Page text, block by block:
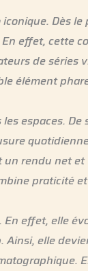
Dès le
effet, cette
de séries
élément
espaces. De
un rendu net et
praticité
effet, elle
Ainsi, elle